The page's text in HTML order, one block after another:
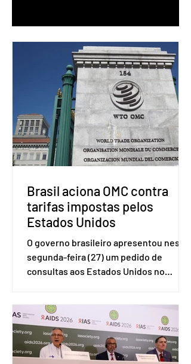
Brasil aciona OMC contra
tarifas impostas pelos
Estados Unidos
O governo brasileiro apresentou nesta
segunda-feira (27) um pedido de
consultas aos Estados Unidos no
(OMC), contestando duas medidas
tarifárias adotadas pelo país norte-
americano com base na Seção 301 da
Lei de Comércio de 1974. Segundo nota